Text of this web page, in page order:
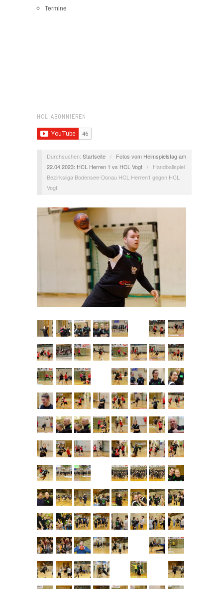
Termine
HCL ABONNIEREN
Durchsuchen: Startseite /
Fotos vom Heimspielstag am
22.04.2023: HCL Herren 1 vs HCL Vogt /
Handballspiel
Bezirksliga Bodensee-Donau HCL Herren1 gegen HCL
Vogt.